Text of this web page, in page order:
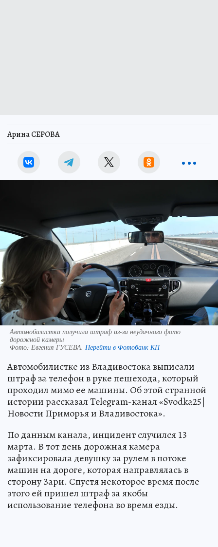
Арина СЕРОВА
Автомобилистка получила штраф из-за неудачного фото
дорожной камеры
Фото: Евгения ГУСЕВА. Перейти в Фотобанк КП
Автомобилистке из Владивостока выписали
штраф за телефон в руке пешехода, который
проходил мимо ее машины. Об этой странной
истории рассказал Telegram-канал «Svodka25|
Новости Приморья и Владивостока».
По данным канала, инцидент случился 13
марта. В тот день дорожная камера
зафиксировала девушку за рулем в потоке
машин на дороге, которая направлялась в
сторону Зари. Спустя некоторое время после
этого ей пришел штраф за якобы
использование телефона во время езды.